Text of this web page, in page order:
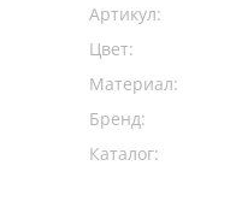
Артикул:
Цвет:
Материал:
Бренд:
Каталог: